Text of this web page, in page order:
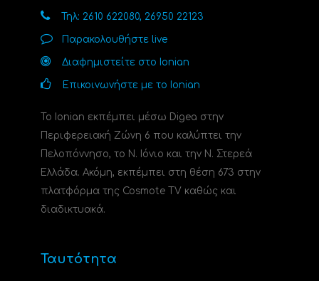
Τηλ: 2610 622080, 26950 22123
Παρακολουθήστε live
Διαφημιστείτε στο Ionian
Επικοινωνήστε με το Ionian
Το Ionian εκπέμπει μέσω Digea στην
Περιφερειακή Ζώνη 6 που καλύπτει την
Πελοπόννησο, το N. Ιόνιο και την Ν. Στερεά
Ελλάδα. Ακόμη, εκπέμπει στη θέση 673 στην
πλατφόρμα της Cosmote TV καθώς και
διαδικτυακά.
Ταυτότητα